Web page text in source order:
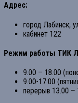
Адрес:
город Лабинск,
кабинет 122
Режим работы ТИК
9.00 – 18.00
9.00-17.00
перерыв 13.00 –